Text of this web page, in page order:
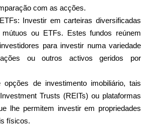
com as acções.
Investir em carteiras diversificadas
ou ETFs. Estes fundos reúnem
para investir numa variedade
ou outros activos geridos por
opções de investimento imobiliário, tais
Trusts (REITs) ou plataformas
lhe permitem investir em propriedades
físicos.